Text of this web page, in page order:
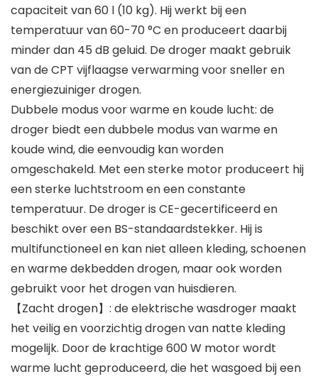
capaciteit van 60 l (10 kg). Hij werkt bij een
temperatuur van 60-70 °C en produceert daarbij
minder dan 45 dB geluid. De droger maakt gebruik
van de CPT vijflaagse verwarming voor sneller en
energiezuiniger drogen.
Dubbele modus voor warme en koude lucht: de
droger biedt een dubbele modus van warme en
koude wind, die eenvoudig kan worden
omgeschakeld. Met een sterke motor produceert hij
een sterke luchtstroom en een constante
temperatuur. De droger is CE-gecertificeerd en
beschikt over een BS-standaardstekker. Hij is
multifunctioneel en kan niet alleen kleding, schoenen
en warme dekbedden drogen, maar ook worden
gebruikt voor het drogen van huisdieren.
【Zacht drogen】: de elektrische wasdroger maakt
het veilig en voorzichtig drogen van natte kleding
mogelijk. Door de krachtige 600 W motor wordt
warme lucht geproduceerd, die het wasgoed bij een